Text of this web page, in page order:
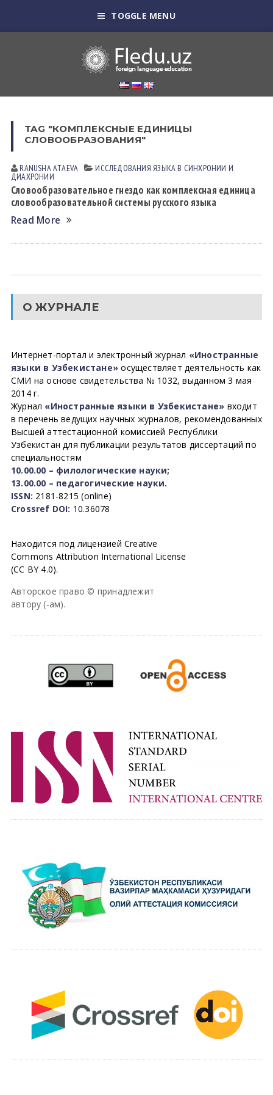
TOGGLE MENU
TAG "КОМПЛЕКСНЫЕ ЕДИНИЦЫ
СЛОВООБРАЗОВАНИЯ"
RANUSHA АTАEVА ИССЛЕДОВАНИЯ ЯЗЫКА В СИНХРОНИИ И
ДИАХРОНИИ
Словообразовательное гнездо как комплексная единица
словообразовательной системы русского языка
Read More
О ЖУРНАЛЕ
Интернет-портал и электронный журнал «Иностранные
языки в Узбекистане» осуществляет деятельность как
СМИ на основе свидетельства № 1032, выданном 3 мая
2014 г.
Журнал «Иностранные языки в Узбекистане» входит
в перечень ведущих научных журналов, рекомендованных
Высшей аттестационной комиссией Республики
Узбекистан для публикации результатов диссертаций по
специальностям
10.00.00 – филологические науки;
13.00.00 – педагогические науки.
ISSN: 2181-8215 (online)
Crossref DOI: 10.36078
Находится под лицензией Creative
Commons Attribution International License
(CC BY 4.0).
Авторское право © принадлежит
автору (-ам).